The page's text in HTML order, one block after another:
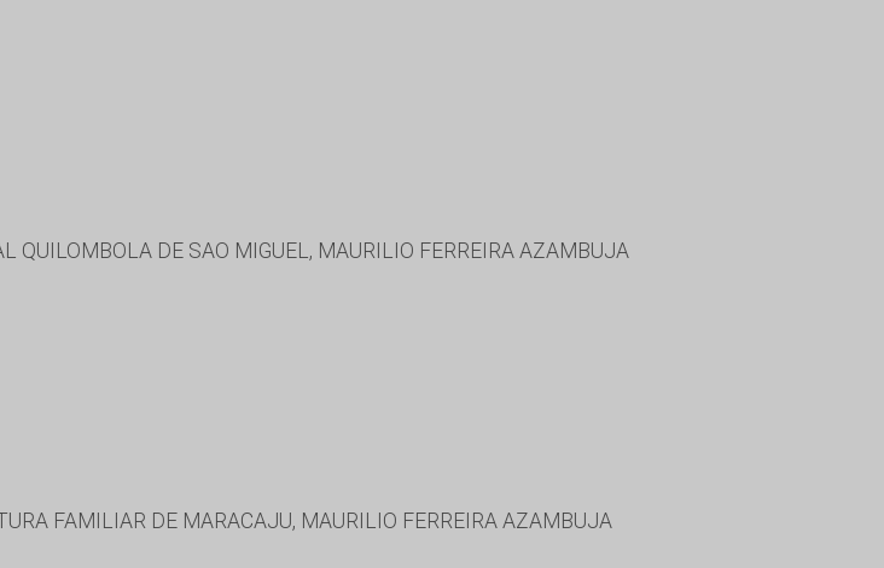
QUILOMBOLA DE SAO MIGUEL, MAURILIO FERREIRA AZAMBUJA
FAMILIAR DE MARACAJU, MAURILIO FERREIRA AZAMBUJA